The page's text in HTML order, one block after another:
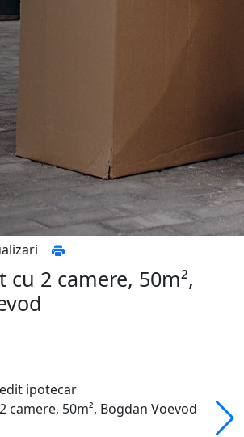
2 camere, 50m²,
ipotecar